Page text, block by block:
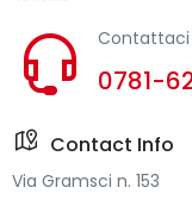
Contattaci
0781-
Contact Info
Via Gramsci n. 153